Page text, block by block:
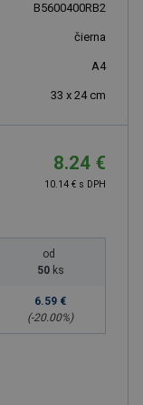
B5600400RB2
čierna
A4
33 x 24 cm
8.24 €
10.14 € s DPH
od
50 ks
6.59 €
(-20.00%)